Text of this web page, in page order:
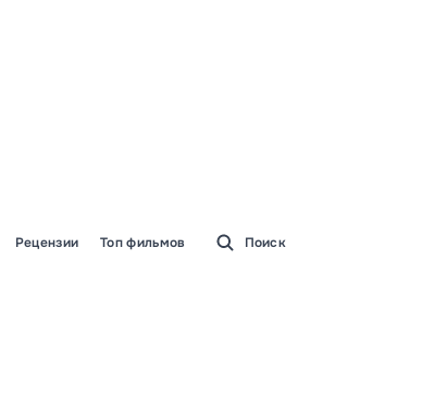
Рецензии Топ фильмов Поиск